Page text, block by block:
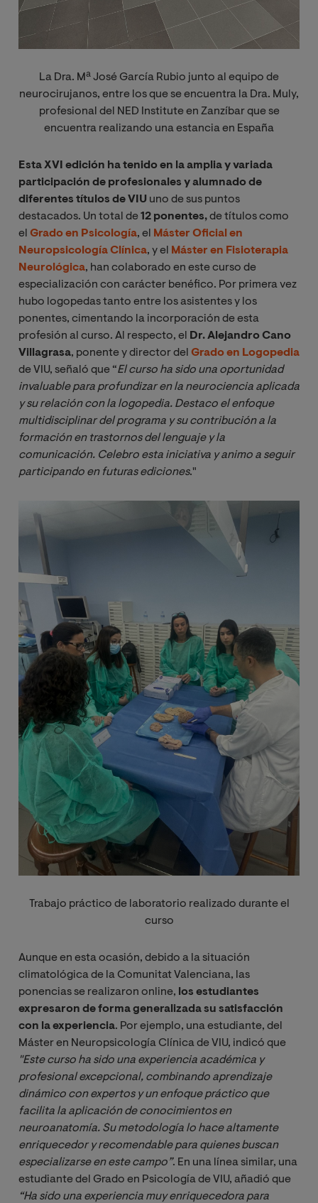
La Dra. Mª José García Rubio junto al equipo de
neurocirujanos, entre los que se encuentra la Dra. Muly,
profesional del NED Institute en Zanzíbar que se
encuentra realizando una estancia en España
Esta XVI edición ha tenido en la amplia y variada
participación de profesionales y alumnado de
diferentes títulos de VIU uno de sus puntos
destacados. Un total de12 ponentes,de títulos como
el Grado en Psicología, el
Máster Oficial en
Neuropsicología Clínica, y el
Máster en Fisioterapia
Neurológica, han colaborado en este curso de
especialización con carácter benéfico. Por primera vez
hubo logopedas tanto entre los asistentes y los
ponentes, cimentando la incorporación de esta
profesión al curso. Al respecto, el
Dr. Alejandro Cano
Villagrasa, ponente y director del Grado en Logopedia
de VIU, señaló que “El curso ha sido una oportunidad
invaluable para profundizar en la neurociencia aplicada
y su relación con la logopedia. Destaco el enfoque
multidisciplinar del programa y su contribución a la
formación en trastornos del lenguaje y la
comunicación. Celebro esta iniciativa y animo a seguir
participando en futuras ediciones."
Trabajo práctico de laboratorio realizado durante el
curso
Aunque en esta ocasión, debido a la situación
climatológica de la Comunitat Valenciana, las
ponencias se realizaron online, los estudiantes
expresaron de forma generalizada su satisfacción
con la experiencia. Por ejemplo, una estudiante, del
Máster en Neuropsicología Clínica de VIU, indicó que
"Este curso ha sido una experiencia académica y
profesional excepcional, combinando aprendizaje
dinámico con expertos y un enfoque práctico que
facilita la aplicación de conocimientos en
neuroanatomía. Su metodología lo hace altamente
enriquecedor y recomendable para quienes buscan
especializarse en este campo”. En una línea similar, una
estudiante del Grado en Psicología de VIU, añadió que
“Ha sido una experiencia muy enriquecedora para